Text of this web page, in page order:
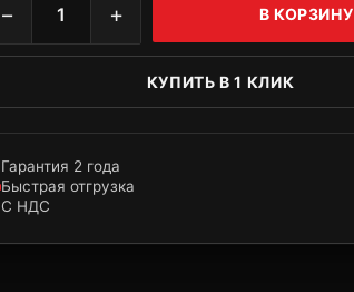
− 1 + В КОРЗИНУ
КУПИТЬ В 1 КЛИК
Гарантия 2 года
Быстрая отгрузка
С НДС